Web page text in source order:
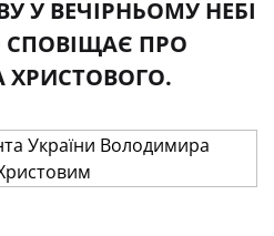
У ВЕЧІРНЬОМУ НЕБІ
СПОВІЩАЄ ПРО
ХРИСТОВОГО.